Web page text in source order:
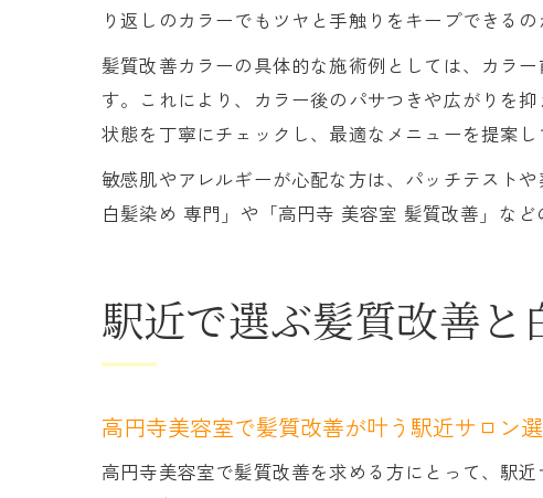
り返しのカラーでもツヤと手触りをキープできる
髪質改善カラーの具体的な施術例としては、カラ
す。これにより、カラー後のパサつきや広がりを
状態を丁寧にチェックし、最適なメニューを提案
敏感肌やアレルギーが心配な方は、パッチテスト
白髪染め 専門」や「高円寺 美容室 髪質改善」な
駅近で選ぶ髪質改善と
高円寺美容室で髪質改善が叶う駅近サロン
高円寺美容室で髪質改善を求める方にとって、駅